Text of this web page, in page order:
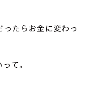
ったらお金に変わっ
て。